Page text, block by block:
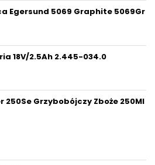
Egersund 5069 Graphite 5069Gr
18V/2.5Ah 2.445-034.0
250Se Grzybobójczy Zboże 250Ml